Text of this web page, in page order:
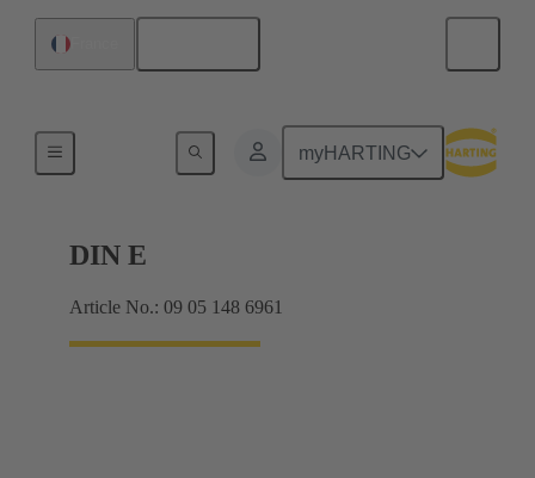
myHARTING
Raccordement carte mère à carte fille
DIN E
Article No.: 09 05 148 6961